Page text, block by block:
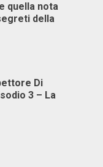
quella nota
della
Di
3 – La